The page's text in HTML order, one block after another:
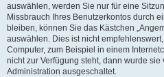
auswählen, werden Sie nur für eine
Missbrauch Ihres Benutzerkontos durch
bleiben, können Sie das Kästchen
auswählen. Dies ist nicht
Computer, zum Beispiel in einem
nicht zur Verfügung steht, dann wurde
Administration ausgeschaltet.